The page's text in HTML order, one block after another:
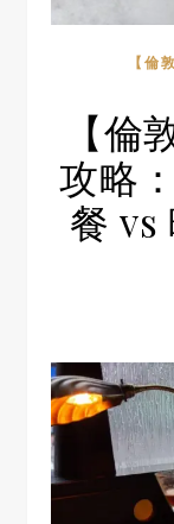
【倫
【
攻略
餐 vs